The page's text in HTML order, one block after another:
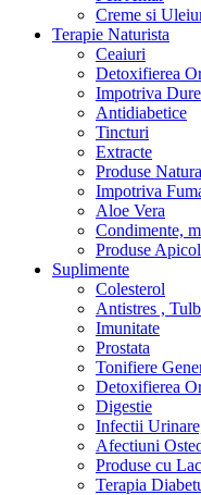
Creme si
Terapie Naturista
Ceaiuri
Detoxifierea
Impotriva
Antidiabetice
Tincturi
Extracte
Produse
Impotriva
Aloe Vera
Condimente,
Produse
Suplimente
Colesterol
Antistres ,
Imunitate
Prostata
Tonifiere
Detoxifierea
Digestie
Infectii
Afectiuni
Produse cu
Terapia